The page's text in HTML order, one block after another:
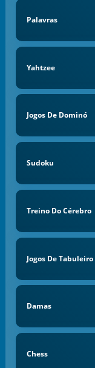
Palavras
Yahtzee
Jogos De Dominó
Sudoku
Treino Do Cérebro
Jogos De Tabuleiro
Damas
Chess